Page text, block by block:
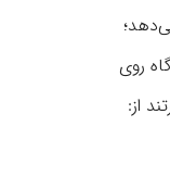
روی
از: